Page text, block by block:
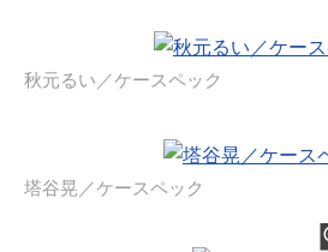
秋元るい／ケースペック
塔谷晃／ケースペック